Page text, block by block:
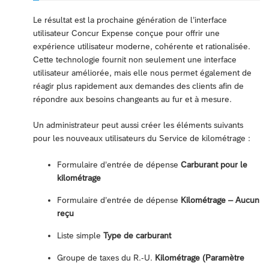
Le résultat est la prochaine génération de l’interface
utilisateur Concur Expense conçue pour offrir une
expérience utilisateur moderne, cohérente et rationalisée.
Cette technologie fournit non seulement une interface
utilisateur améliorée, mais elle nous permet également de
réagir plus rapidement aux demandes des clients afin de
répondre aux besoins changeants au fur et à mesure.
Un administrateur peut aussi créer les éléments suivants
pour les nouveaux utilisateurs du Service de kilométrage :
Formulaire d’entrée de dépense Carburant pour le
kilométrage
Formulaire d’entrée de dépense Kilométrage – Aucun
reçu
Liste simple Type de carburant
Groupe de taxes du R.-U. Kilométrage (Paramètre